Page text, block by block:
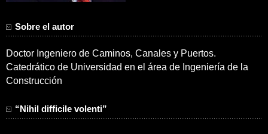
Sobre el autor
Doctor Ingeniero de Caminos, Canales y Puertos.
Catedrático de Universidad en el área de Ingeniería de la
Construcción
“Nihil difficile volenti”